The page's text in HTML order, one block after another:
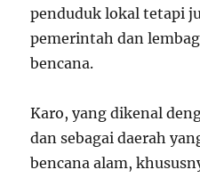
penduduk lokal tetapi
pemerintah dan
bencana.
Karo, yang dikenal
dan sebagai daerah
bencana alam,